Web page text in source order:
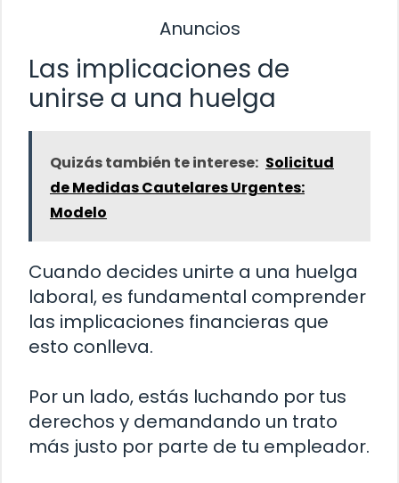
Anuncios
Las implicaciones de
unirse a una huelga
Quizás también te interese: Solicitud
de Medidas Cautelares Urgentes:
Modelo
Cuando decides unirte a una huelga
laboral, es fundamental comprender
las implicaciones financieras que
esto conlleva.
Por un lado, estás luchando por tus
derechos y demandando un trato
más justo por parte de tu empleador.